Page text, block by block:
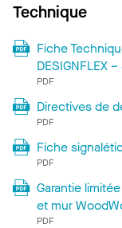
Technique
Fiche
DESIGNFLEX
PDF
Directives de
PDF
Fiche
PDF
Garantie
et mur
PDF